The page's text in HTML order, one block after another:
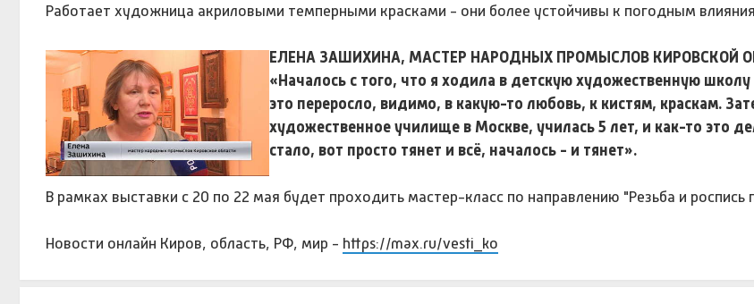
Работает художница акриловыми темперными красками - они более устойчивы к погодным
ЕЛЕНА ЗАШИХИНА, МАСТЕР НАРОДНЫХ ПРОМЫСЛОВ КИРОВСКОЙ
«Началось с того, что я ходила в детскую художественную
это переросло, видимо, в какую-то любовь, к кистям, краскам.
художественное училище в Москве, училась 5 лет, и как-то это
стало, вот просто тянет и всё, началось - и тянет».
В рамках выставки с 20 по 22 мая будет проходить мастер-класс по направлению "Резьба и роспись
Новости онлайн Киров, область, РФ, мир - https://max.ru/vesti_ko